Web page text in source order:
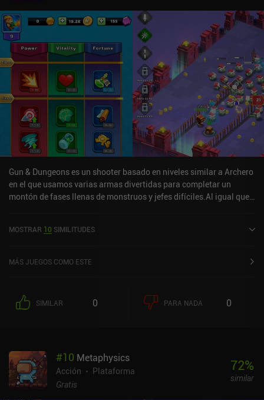
Gun & Dungeons es un shooter basado en niveles similar a Archero
en el que usamos varias armas divertidas para completar un
montón de fases llenas de monstruos y jefes difíciles.Al igual que
que tenemos que encontrar un equilibrio entre movernos para
daño.Aparte de que los niveles de campaña de Gun & Dungeons
morimos. Podemos equiparnos tres de ellos a la vez, tras lo cual se
nos pide que sustituyamos uno de los existentes si queremos uno
y nivel, nos hacemos más fuertes equipando y mejorando el nuevo
equipo y las armas que encontramos en el juego. Del mismo modo,
podemos gastar oro en subir de nivel atributos que añaden
MOSTRAR 10 SIMILITUDES
MÁS JUEGOS COMO ESTE
SIMILAR 0 PARA NADA 0
#10 Metaphysics
Acción
Plataforma
Gratis
72%
similar